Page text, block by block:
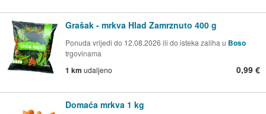
Grašak - mrkva Hlad Zamrznuto 400 g
Ponuda vrijedi do 12.08.2026 ili do isteka zaliha u Boso
trgovinama
1 km udaljeno 0,99 €
Domaća mrkva 1 kg